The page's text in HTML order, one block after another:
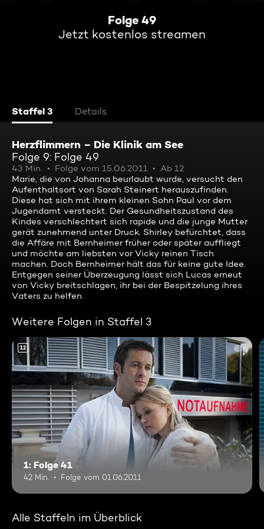
Folge 49
Jetzt kostenlos streamen
Staffel 3 Details
Herzflimmern – Die Klinik am See
Folge 9: Folge 49
43 Min. Folge vom 15.06.2011
Ab 12
Marie, die von Johanna beurlaubt wurde, versucht den
Aufenthaltsort von Sarah Steinert herauszufinden.
Diese hat sich mit ihrem kleinen Sohn Paul vor dem
Jugendamt versteckt. Der Gesundheitszustand des
Kindes verschlechtert sich rapide und die junge Mutter
gerät zunehmend unter Druck. Shirley befürchtet, dass
die Affäre mit Bernheimer früher oder später auffliegt
und möchte am liebsten vor Vicky reinen Tisch
machen. Doch Bernheimer hält das für keine gute Idee.
Entgegen seiner Überzeugung lässt sich Lucas erneut
von Vicky breitschlagen, ihr bei der Bespitzelung ihres
Vaters zu helfen.
Weitere Folgen in Staffel 3
12
1: Folge 41
42 Min. Folge vom 01.06.2011
Alle Staffeln im Überblick